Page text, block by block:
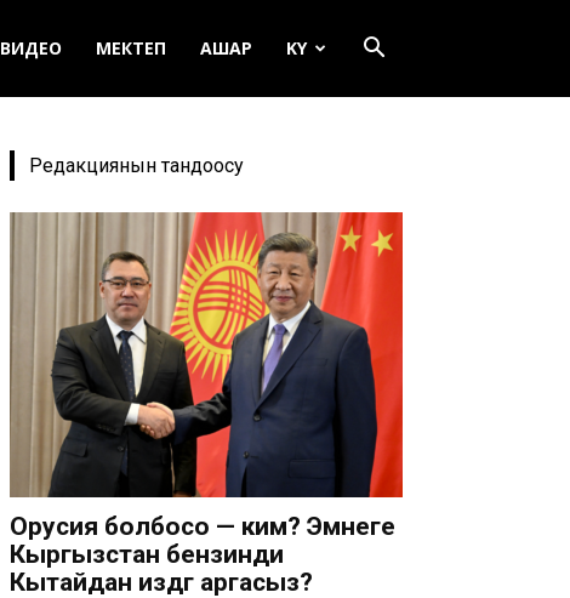
ВИДЕО МЕКТЕП АШАР KY
Редакциянын тандоосу
Орусия болбосо — ким? Эмнеге
Кыргызстан бензинди
Кытайдан издөөгө аргасыз?